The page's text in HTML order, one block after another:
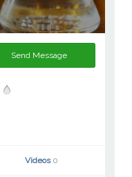
Send Message
Videos 0